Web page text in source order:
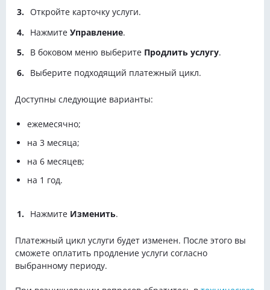
Откройте карточку услуги.
Нажмите Управление.
В боковом меню выберите Продлить услугу.
Выберите подходящий платежный цикл.
Доступны следующие варианты:
ежемесячно;
на 3 месяца;
на 6 месяцев;
на 1 год.
Нажмите Изменить.
Платежный цикл услуги будет изменен. После этого вы
сможете оплатить продление услуги согласно
выбранному периоду.